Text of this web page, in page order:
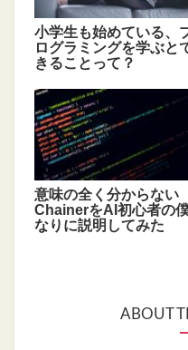
小学生も始めている、
ログラミングを学ぶと
きることって？
意味の全く分からない
ChainerをAI初心者の
なりに説明してみた
ABOUT